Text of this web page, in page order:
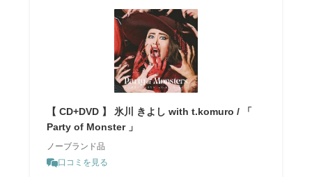
【 CD+DVD 】 氷川 きよし with t.komuro / 「
Party of Monster 」
ノーブランド品
口コミを見る